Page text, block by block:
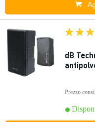
dB
Prezzo